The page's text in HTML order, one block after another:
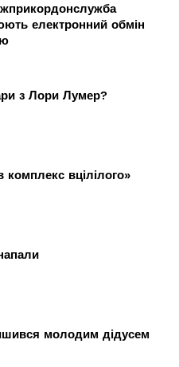
електронний обмін
з Лори Лумер?
вцілілого»
молодим дідусем